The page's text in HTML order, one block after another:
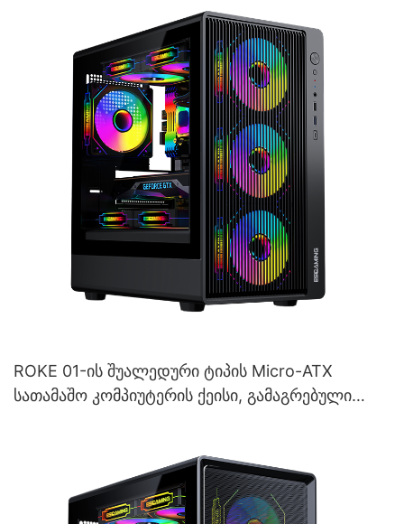
ROKE 01-ის შუალედური ტიპის Micro-ATX
სათამაშო კომპიუტერის ქეისი, გამაგრებული